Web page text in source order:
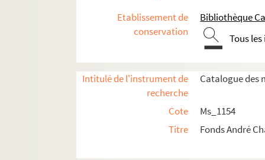
Etablissement de
conservation
Bibliothèque
Tous
Intitulé de l'instrument de
recherche
Catalogue des
Cote
Ms_1154
Titre
Fonds André
Ms_1154_1. Oeuvre écrite
Étude sur la géographie
Ms_1154_1_2. Romans et nouvelles